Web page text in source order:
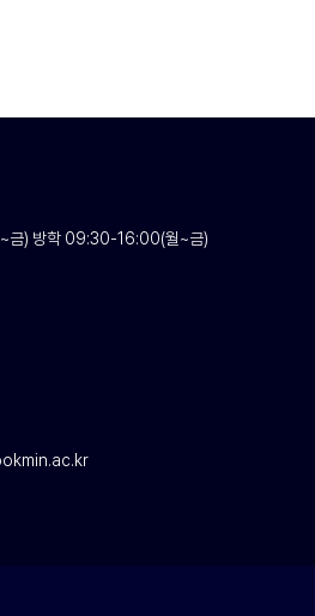
) 방학 09:30-16:00(월~금)